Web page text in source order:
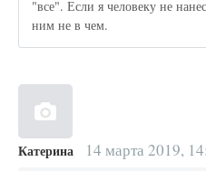
"все". Если я человеку не
ним не в чем.
Катерина 14 марта 2019,